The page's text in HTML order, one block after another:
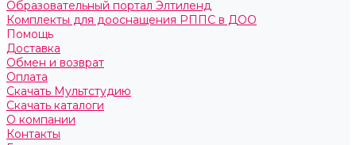
Образовательный портал Элтиленд
Комплекты для дооснащения РППС в ДОО
Помощь
Доставка
Обмен и возврат
Оплата
Скачать Мультстудию
Скачать каталоги
О компании
Контакты